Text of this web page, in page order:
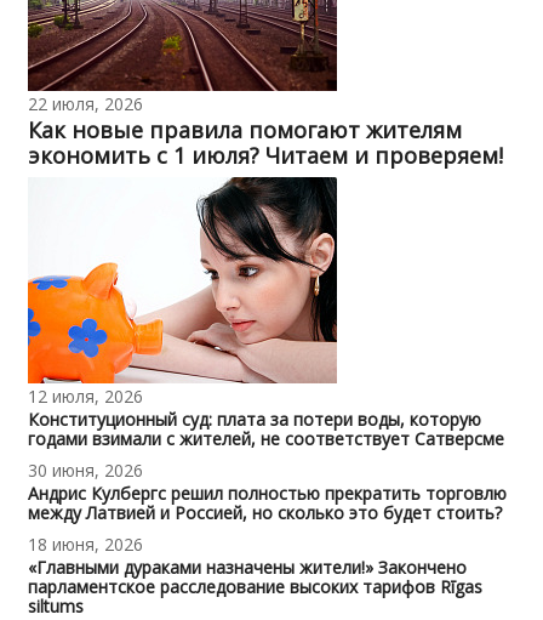
22 июля, 2026
Как новые правила помогают жителям
экономить с 1 июля? Читаем и проверяем!
12 июля, 2026
Конституционный суд: плата за потери воды, которую
годами взимали с жителей, не соответствует Сатверсме
30 июня, 2026
Андрис Кулбергс решил полностью прекратить торговлю
между Латвией и Россией, но сколько это будет стоить?
18 июня, 2026
«Главными дураками назначены жители!» Закончено
парламентское расследование высоких тарифов Rīgas
siltums